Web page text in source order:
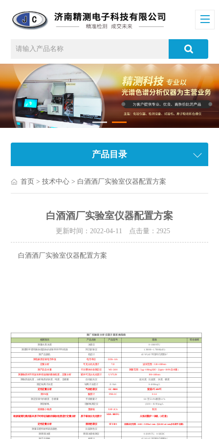
产品目录
首页 >技术中心 > 白酒酒厂实验室仪器配置方案
白酒酒厂实验室仪器配置方案
更新时间：2022-04-11 点击量： 2925
白酒酒厂实验室仪器配置方案
酒厂实验室分析仪器方案采购指南
检测项目 产品名称 产品型号 规格
符合标准
测量水质浊度
浊度仪
0-1000NTU
测透明半透明液体或固体的折射率和平均色散
阿贝折射仪 1.30000--1.70000(nD)
测产品颜色 色差计 45°/0°(45°环形均匀照明0°
测电解质溶液电导率值 电导率仪
DDS-11A
定量分析
可见分光光度计 722 波长范围：320-1020nm
测产品含水量 卡尔费休水份测定仪 WS-2100 测量范围：3μg~100mgH2O（3ppm~100%含水量）
测量物质对不同波长单色辐射的吸收程度，定量分析 紫外可见分光光度计 UV752N
190-1100nm
测物质旋光度，分析物质的浓度、纯度、含糖量
自动旋光仪 旋光度、比旋度、浓度、糖度
测定钠离子浓度 钠离子浓度计 JC-NaS 0-1000mg/L
定性定量分析 气相色谱仪 GC-9800 室温5℃-400℃
测PH值 酸度计 PHS-3C
0-14
测定溶液中的糖度、含糖量
手持糖量计 0.0 至53.0%糖度0.1%
测溶解氧 溶解氧测定仪 (0.00～19.99)mg/L
观察微小物质 显微镜 XSP-2CA 双目
根据被测元素的基本原子对特征辐射的吸收程度进行定量分析 原子吸收分光光度计
SDA-100FG
火焰石墨炉一体机（3灯座）
定性定量分析 液相色谱仪 STI-501 流量设定范围：0.001～9.999mL/min（以0.001mL/min步长调节流量）
测量非透明材料表面颜色
比较测色仪
测啤酒浊度
啤酒浊度检测仪 0-200NTU、0-50EBC